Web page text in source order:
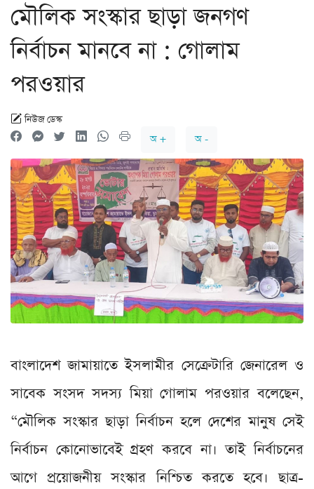
মৌলিক সংস্কার ছাড়া জনগণ
নির্বাচন মানবে না : গোলাম
পরওয়ার
নিউজ ডেস্ক
অ +
অ -
বাংলাদেশ জামায়াতে ইসলামীর সেক্রেটারি জেনারেল ও
সাবেক সংসদ সদস্য মিয়া গোলাম পরওয়ার বলেছেন,
“মৌলিক সংস্কার ছাড়া নির্বাচন হলে দেশের মানুষ সেই
নির্বাচন কোনোভাবেই গ্রহণ করবে না। তাই নির্বাচনের
আগে প্রয়োজনীয় সংস্কার নিশ্চিত করতে হবে। ছাত্র-